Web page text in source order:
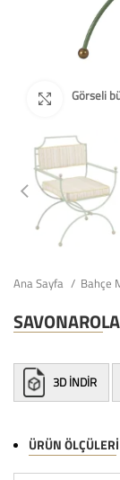
Ana Sayfa Bahçe
SAVONAROLA
3D İNDİR
ÜRÜN ÖLÇÜLERI